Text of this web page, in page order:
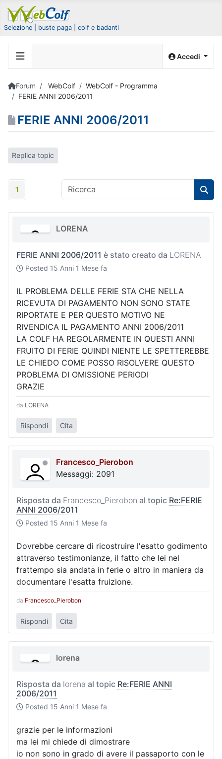
Selezione | buste paga | colf e badanti
Accedi
Forum WebColf
WebColf - Programma
FERIE ANNI 2006/2011
FERIE ANNI 2006/2011
Replica topic
1
LORENA
FERIE ANNI 2006/2011 è stato creato da LORENA
Posted 15 Anni 1 Mese fa
IL PROBLEMA DELLE FERIE STA CHE NELLA
RICEVUTA DI PAGAMENTO NON SONO STATE
RIPORTATE E PER QUESTO MOTIVO NE
RIVENDICA IL PAGAMENTO ANNI 2006/2011
LA COLF HA REGOLARMENTE IN QUESTI ANNI
FRUITO DI FERIE QUINDI NIENTE LE SPETTEREBBE
LE CHIEDO COME POSSO RISOLVERE QUESTO
PROBLEMA DI OMISSIONE PERIODI
GRAZIE
da LORENA
Rispondi Cita
Francesco_Pierobon
Messaggi: 2091
Risposta da Francesco_Pierobon al topic Re:FERIE
ANNI 2006/2011
Posted 15 Anni 1 Mese fa
Dovrebbe cercare di ricostruire l'esatto godimento
attraverso testimonianze, il fatto che lei nel
frattempo sia andata in ferie o altro in maniera da
documentare l'esatta fruizione.
da Francesco_Pierobon
Rispondi Cita
lorena
Risposta da lorena al topic Re:FERIE ANNI
2006/2011
Posted 15 Anni 1 Mese fa
grazie per le informazioni
ma lei mi chiede di dimostrare
io non sono in grado di avere il passaporto con le